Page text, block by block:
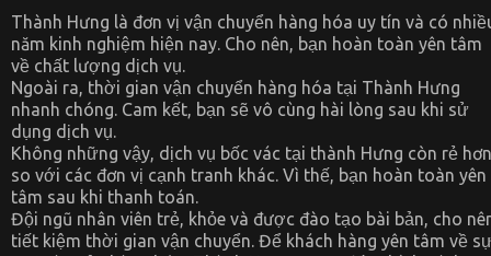
Thành Hưng là đơn vị vận chuyển hàng hóa uy tín và có
năm kinh nghiệm hiện nay. Cho nên, bạn hoàn toàn yên tâm
về chất lượng dịch vụ.
Ngoài ra, thời gian vận chuyển hàng hóa tại Thành Hưng
nhanh chóng. Cam kết, bạn sẽ vô cùng hài lòng sau khi sử
dụng dịch vụ.
Không những vậy, dịch vụ bốc vác tại thành Hưng còn rẻ hơn
so với các đơn vị cạnh tranh khác. Vì thế, bạn hoàn toàn yên
tâm sau khi thanh toán.
Đội ngũ nhân viên trẻ, khỏe và được đào tạo bài bản, cho
tiết kiệm thời gian vận chuyển. Để khách hàng yên tâm về